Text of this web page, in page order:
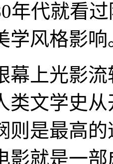
年代就看
学风格影响
上光影流
类文学史
则是最高
影就是一